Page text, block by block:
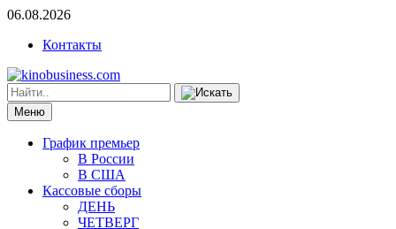
06.08.2026
Контакты
Меню
График премьер
В России
В США
Кассовые сборы
ДЕНЬ
ЧЕТВЕРГ